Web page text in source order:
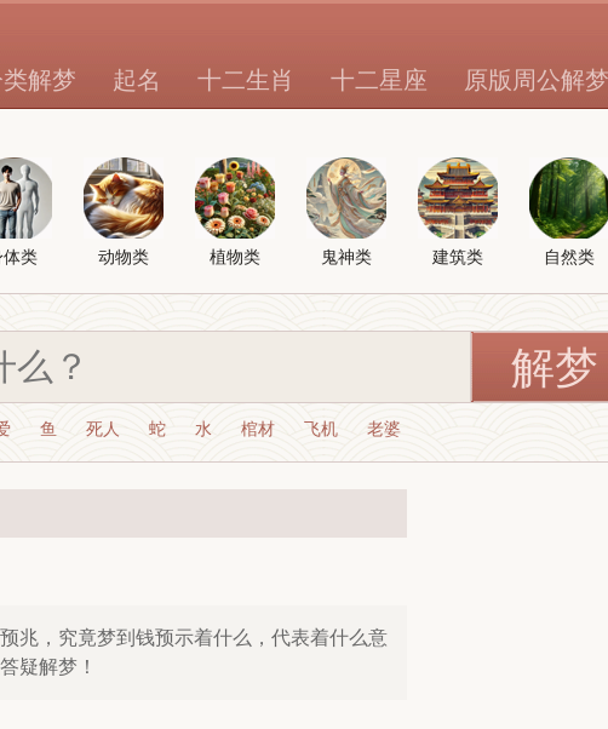
解梦 起名 十二生肖 十二星座 原版周公解梦
体类 动物类 植物类 鬼神类 建筑类 自然类
鱼 死人 蛇 水 棺材 飞机 老婆
兆，究竟梦到钱预示着什么，代表着什么意
疑解梦！